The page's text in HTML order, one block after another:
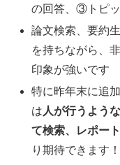
の回答、③トピ
論文検索、要約
を持ちながら、
印象が強いです
特に昨年末に追
は 人が行うよう
て検索、レポー
り期待できます！